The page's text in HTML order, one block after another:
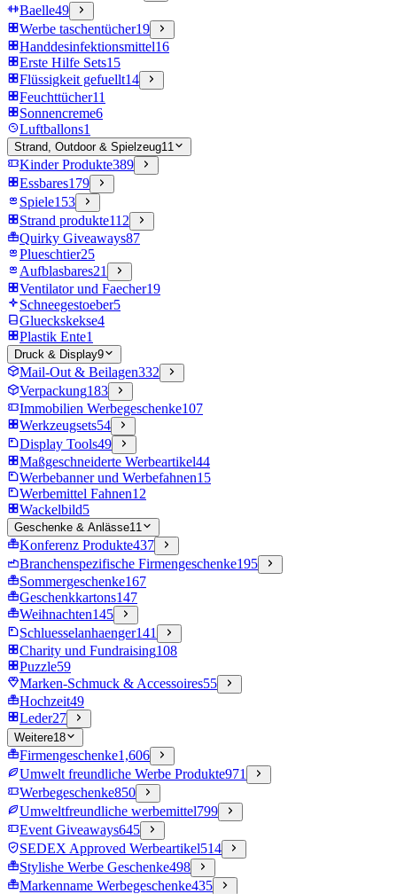
Baelle49
Werbe taschentücher19
Handdesinfektionsmittel16
Erste Hilfe Sets15
Flüssigkeit gefuellt14
Feuchttücher11
Sonnencreme6
Luftballons1
Strand, Outdoor & Spielzeug11
Kinder Produkte389
Essbares179
Spiele153
Strand produkte112
Quirky Giveaways87
Plueschtier25
Aufblasbares21
Ventilator und Faecher19
Schneegestoeber5
Glueckskekse4
Plastik Ente1
Druck & Display9
Mail-Out & Beilagen332
Verpackung183
Immobilien Werbegeschenke107
Werkzeugsets54
Display Tools49
Maßgeschneiderte Werbeartikel44
Werbebanner und Werbefahnen15
Werbemittel Fahnen12
Wackelbild5
Geschenke & Anlässe11
Konferenz Produkte437
Branchenspezifische Firmengeschenke195
Sommergeschenke167
Geschenkkartons147
Weihnachten145
Schluesselanhaenger141
Charity und Fundraising108
Puzzle59
Marken-Schmuck & Accessoires55
Hochzeit49
Leder27
Weitere18
Firmengeschenke1,606
Umwelt freundliche Werbe Produkte971
Werbegeschenke850
Umweltfreundliche werbemittel799
Event Giveaways645
SEDEX Approved Werbeartikel514
Stylishe Werbe Geschenke498
Markenname Werbegeschenke435